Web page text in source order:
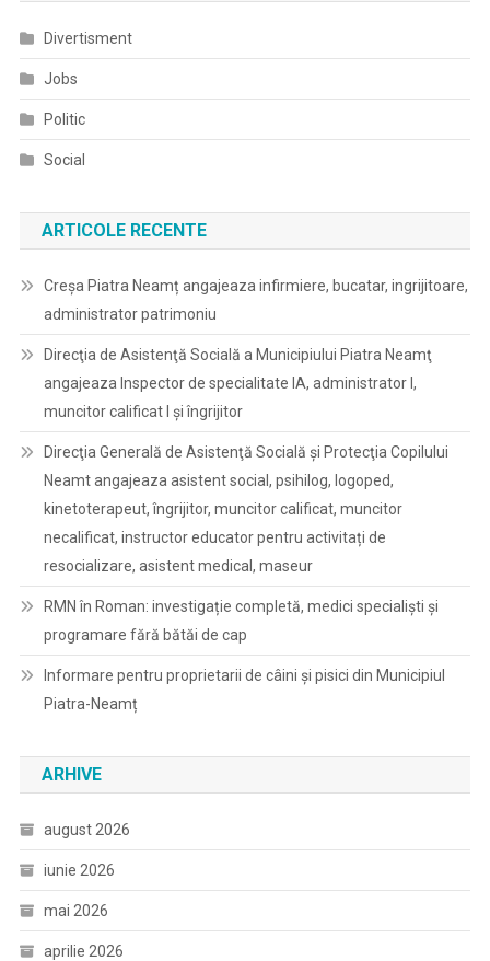
Divertisment
Jobs
Politic
Social
ARTICOLE RECENTE
Creșa Piatra Neamț angajeaza infirmiere, bucatar, ingrijitoare,
administrator patrimoniu
Direcţia de Asistenţă Socială a Municipiului Piatra Neamţ
angajeaza Inspector de specialitate IA, administrator I,
muncitor calificat I și îngrijitor
Direcţia Generală de Asistenţă Socială şi Protecţia Copilului
Neamt angajeaza asistent social, psihilog, logoped,
kinetoterapeut, îngrijitor, muncitor calificat, muncitor
necalificat, instructor educator pentru activitați de
resocializare, asistent medical, maseur
RMN în Roman: investigație completă, medici specialiști și
programare fără bătăi de cap
Informare pentru proprietarii de câini și pisici din Municipiul
Piatra-Neamț
ARHIVE
august 2026
iunie 2026
mai 2026
aprilie 2026